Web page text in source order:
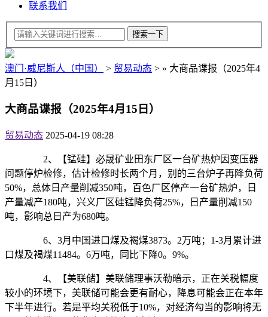
联系我们
澳门·威尼斯人（中国） > 贸易动态 > » 大商品谍报（2025年4
月15日）
大商品谍报（2025年4月15日）
贸易动态 2025-04-19 08:28
2、【锰硅】必晟矿业田东厂区一台矿热炉因变压器
问题停炉检修，估计检修时长两个月，别的三台炉子再降负荷
50%，总体日产量削减350吨，百色厂区停产一台矿热炉，日
产量减产180吨，兴义厂区硅锰降负荷25%，日产量削减150
吨，影响总日产为680吨。
6、3月中国进口煤及褐煤3873。2万吨；1-3月累计进
口煤及褐煤11484。6万吨，同比下降0。9%。
4、【美联储】美联储理事沃勒暗示，正在关税幅度
较小的环境下，美联储可能会更有耐心，降息可能会正在本年
下半年进行。若是平均关税低于10%，对经济勾当的影响将无